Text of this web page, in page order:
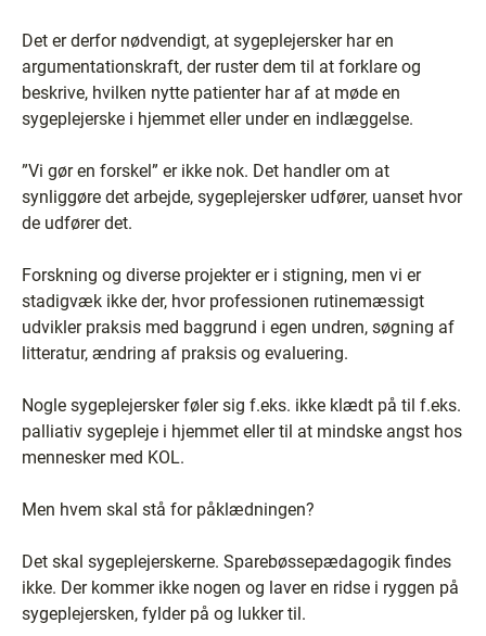
Det er derfor nødvendigt, at sygeplejersker har en
argumentationskraft, der ruster dem til at forklare og
beskrive, hvilken nytte patienter har af at møde en
sygeplejerske i hjemmet eller under en indlæggelse.
”Vi gør en forskel” er ikke nok. Det handler om at
synliggøre det arbejde, sygeplejersker udfører, uanset hvor
de udfører det.
Forskning og diverse projekter er i stigning, men vi er
stadigvæk ikke der, hvor professionen rutinemæssigt
udvikler praksis med baggrund i egen undren, søgning af
litteratur, ændring af praksis og evaluering.
Nogle sygeplejersker føler sig f.eks. ikke klædt på til f.eks.
palliativ sygepleje i hjemmet eller til at mindske angst hos
mennesker med KOL.
Men hvem skal stå for påklædningen?
Det skal sygeplejerskerne. Sparebøssepædagogik findes
ikke. Der kommer ikke nogen og laver en ridse i ryggen på
sygeplejersken, fylder på og lukker til.